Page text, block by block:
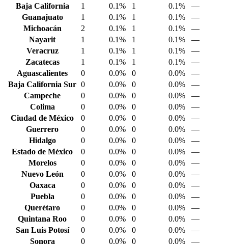
Baja California
1 0.1% 1 0.1%
—
Guanajuato
1 0.1% 1 0.1%
—
Michoacán
2 0.1% 1 0.1%
—
Nayarit
1 0.1% 1 0.1%
—
Veracruz
1 0.1% 1 0.1%
—
Zacatecas
1 0.1% 1 0.1%
—
Aguascalientes
0 0.0% 0 0.0%
—
Baja California Sur 0 0.0% 0 0.0%
—
Campeche
0 0.0% 0 0.0%
—
Colima
0 0.0% 0 0.0%
—
Ciudad de México
0 0.0% 0 0.0%
—
Guerrero
0 0.0% 0 0.0%
—
Hidalgo
0 0.0% 0 0.0%
—
Estado de México
0 0.0% 0 0.0%
—
Morelos
0 0.0% 0 0.0%
—
Nuevo León
0 0.0% 0 0.0%
—
Oaxaca
0 0.0% 0 0.0%
—
Puebla
0 0.0% 0 0.0%
—
Querétaro
0 0.0% 0 0.0%
—
Quintana Roo
0 0.0% 0 0.0%
—
San Luis Potosí
0 0.0% 0 0.0%
—
Sonora
0 0.0% 0 0.0% —